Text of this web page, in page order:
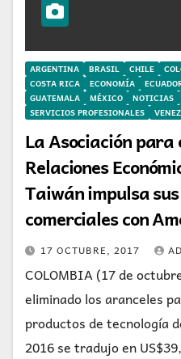
ARGENTINA BRASIL CHILE
COSTA RICA
ECONOMÍA
GUATEMALA
MÉXICO NOTICIAS
SERVICIOS PROFESIONALES
La Asociación
Relaciones
Taiwán impulsa
comerciales con
17 OCTUBRE, 2017
COLOMBIA (17 de
eliminado los aranceles
productos de tecnología
2016 se tradujo en